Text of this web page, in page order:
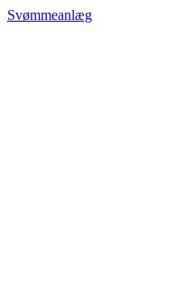
Svømmeanlæg